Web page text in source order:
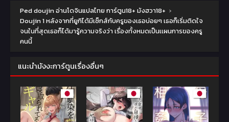
Ped doujin อ่านโดจินแปลไทย การ์ตูน18+ มังฮวา18+ ›
Doujin 1 หลังจากที่ยูกิได้มีเซ็กส์กับครูของเธอบ่อยๆ เธอก็เริ่มติดใจ
จนในที่สุดเธอก็ได้มารู้ความจริงว่า เรื่องทั้งหมดเป็นเเผนการของครู
คนนี้
แนะนำมังงะการ์ตูนเรื่องอื่นๆ